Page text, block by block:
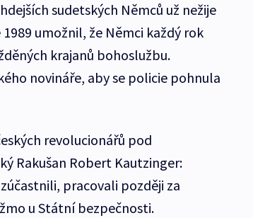
sudetských Němců už nežije
umožnil, že Němci každý rok
krajanů bohoslužbu.
novináře, aby se policie pohnula
revolucionářů pod
Rakušan Robert Kautzinger:
pracovali později za
u Státní bezpečnosti.